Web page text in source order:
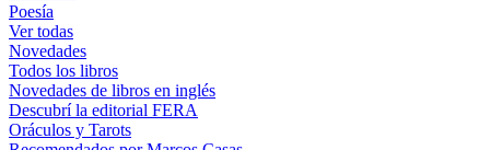
Poesía
Ver todas
Novedades
Todos los libros
Novedades de libros en inglés
Descubrí la editorial FERA
Oráculos y Tarots